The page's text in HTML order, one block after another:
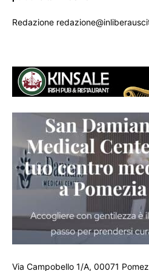
Redazione
Via Campobello 1/A, 00071